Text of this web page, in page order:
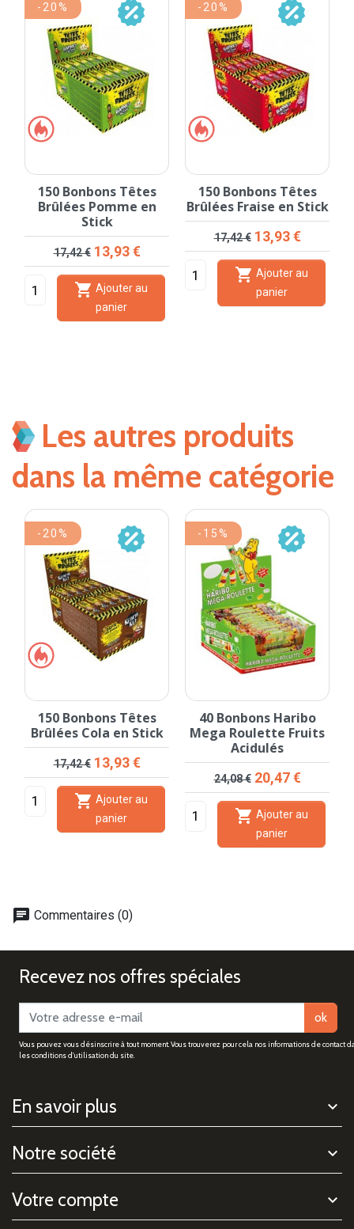
150 Bonbons Têtes
Brûlées Pomme en
Stick
Prix de base
17,42 € Prix
13,93 €
 Ajouter au
panier
-20%
150 Bonbons Têtes
Brûlées Fraise en Stick
Prix de base
17,42 € Prix
13,93 €
 Ajouter au
panier
-20%
Les autres produits
dans la même catégorie
150 Bonbons Têtes
Brûlées Cola en Stick
Prix de base
17,42 € Prix
13,93 €
 Ajouter au
panier
-20%
40 Bonbons Haribo
Mega Roulette Fruits
Acidulés
Prix de base
24,08 € Prix
20,47 €
 Ajouter au
panier
-15%
chat Commentaires (0)
Recevez nos offres spéciales
ok
Vous pouvez vous désinscrire à tout moment. Vous trouverez pour cela nos informations de contact
les conditions d'utilisation du site.
En savoir plus
Notre société
Votre compte